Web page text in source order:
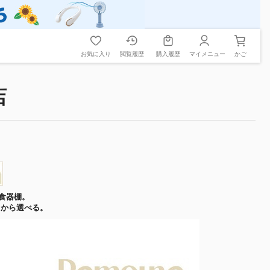
お気に入り 閲覧履歴 購入履歴 マイメニュー かご
器棚。
ら選べる。